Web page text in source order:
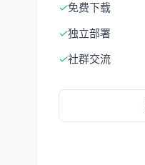
✓免费下载
✓独立部署
✓社群交流